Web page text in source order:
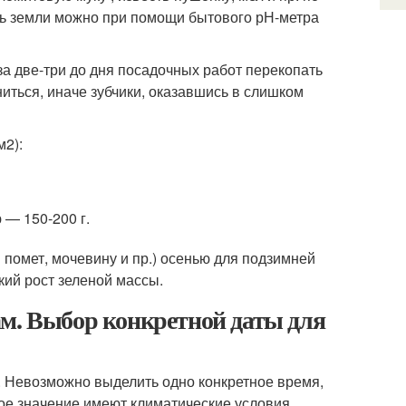
земли можно при помощи бытового рН-метра
две-три до дня посадочных работ перекопать
иначе зубчики, оказавшись в слишком
2):
— 150-200 г.
мочевину и пр.) осенью для подзимней
рост зеленой массы.
Выбор конкретной даты для
выделить одно конкретное время,